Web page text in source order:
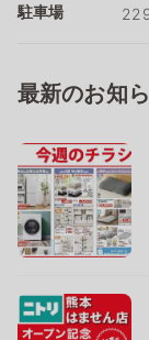
駐車場
最新のお知